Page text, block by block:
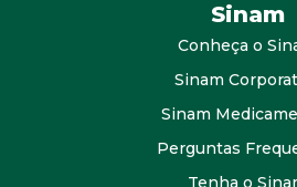
Sinam
Conheça o
Sinam
Sinam
Perguntas
Tenha o